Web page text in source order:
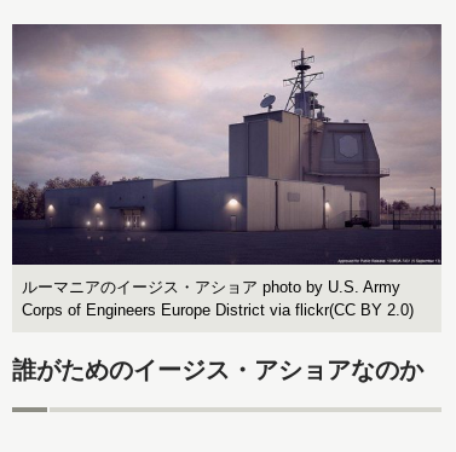
ルーマニアのイージス・アショア photo by U.S. Army
Corps of Engineers Europe District via flickr(CC BY 2.0)
誰がためのイージス・アショアなのか